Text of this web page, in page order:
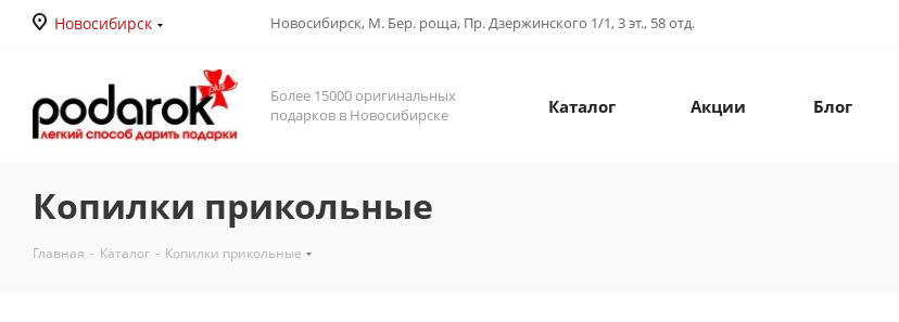
Новосибирск Новосибирск, М. Бер. роща, Пр. Дзержинского 1/1, 3 эт., 58 отд.
Более 15000 оригинальных
подарков в Новосибирске
Каталог Акции Блог
Копилки прикольные
Главная - Каталог - Копилки прикольные